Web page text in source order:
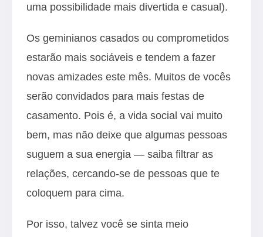
uma possibilidade mais divertida e casual).
Os geminianos casados ou comprometidos
estarão mais sociáveis e tendem a fazer
novas amizades este mês. Muitos de vocês
serão convidados para mais festas de
casamento. Pois é, a vida social vai muito
bem, mas não deixe que algumas pessoas
suguem a sua energia — saiba filtrar as
relações, cercando-se de pessoas que te
coloquem para cima.
Por isso, talvez você se sinta meio